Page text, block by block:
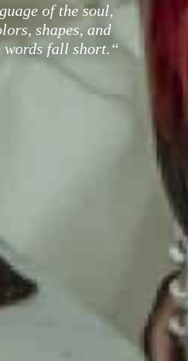
of the soul,
shapes, and
words fall short.“